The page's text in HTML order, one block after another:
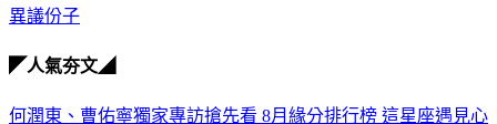
靈夥伴 超準測字!這輩子正緣何時會出現